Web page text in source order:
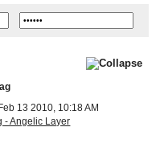
13 2010, 10:18 AM
- Angelic Layer